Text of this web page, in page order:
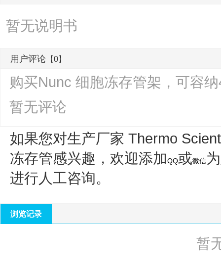
暂无说明书
用户评论 【0】
购买Nunc 细胞冻存管架，可容
暂无评论
如果您对生产厂家 Thermo
冻存管感兴趣，欢迎添加QQ或微信
进行人工咨询。
浏览记录
暂